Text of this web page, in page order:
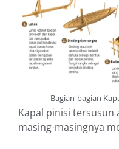
Bagian-bagian
Kapal pinisi tersusun
masing-masingnya